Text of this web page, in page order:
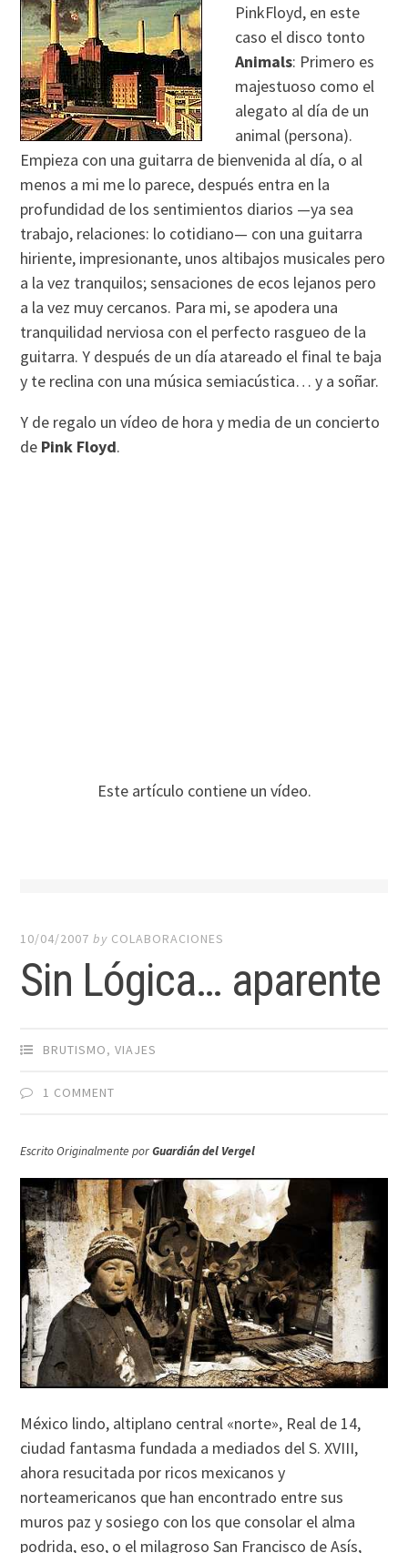
PinkFloyd, en este
caso el disco tonto
Animals: Primero es
majestuoso como el
alegato al dí­a de un
animal (persona).
Empieza con una guitarra de bienvenida al dí­a, o al
menos a mi me lo parece, después entra en la
profundidad de los sentimientos diarios —ya sea
trabajo, relaciones: lo cotidiano— con una guitarra
hiriente, impresionante, unos altibajos musicales pero
a la vez tranquilos; sensaciones de ecos lejanos pero
a la vez muy cercanos. Para mi, se apodera una
tranquilidad nerviosa con el perfecto rasgueo de la
guitarra. Y después de un dí­a atareado el final te baja
y te reclina con una música semiacústica… y a soñar.
Y de regalo un ví­deo de hora y media de un concierto
de Pink Floyd.
Este artí­culo contiene un ví­deo.
10/04/2007 by COLABORACIONES
Sin Lógica… aparente
BRUTISMO,VIAJES
1 COMMENT
Escrito Originalmente porGuardián del Vergel
México lindo, altiplano central «norte», Real de 14,
ciudad fantasma fundada a mediados del S. XVIII,
ahora resucitada por ricos mexicanos y
norteamericanos que han encontrado entre sus
muros paz y sosiego con los que consolar el alma
podrida, eso, o el milagroso San Francisco de Así­s,